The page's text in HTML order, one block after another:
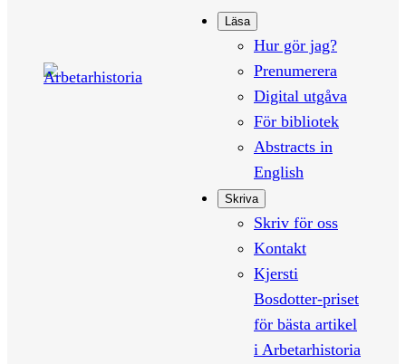
Läsa
Hur gör jag?
Prenumerera
Digital utgåva
För bibliotek
Abstracts in
English
Skriva
Skriv för oss
Kontakt
Kjersti
Bosdotter-priset
för bästa artikel
i Arbetarhistoria